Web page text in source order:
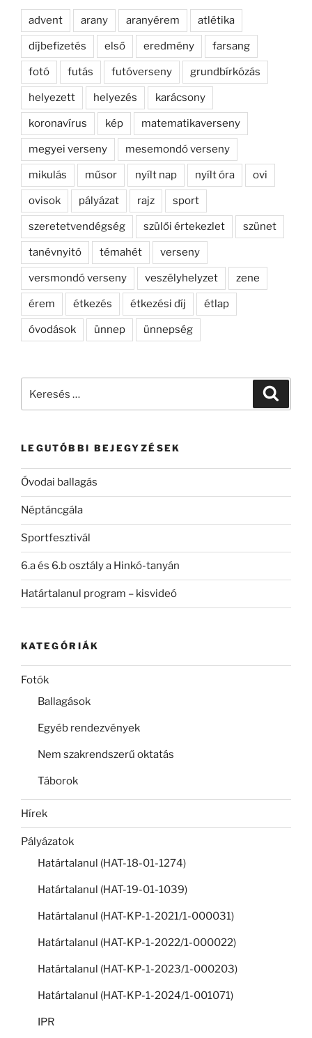
advent arany aranyérem atlétika
díjbefizetés első eredmény farsang
fotó futás futóverseny grundbírkózás
helyezett helyezés karácsony
koronavírus kép matematikaverseny
megyei verseny mesemondó verseny
mikulás műsor nyílt nap nyílt óra ovi
ovisok pályázat rajz sport
szeretetvendégség szülői értekezlet szünet
tanévnyitó témahét verseny
versmondó verseny veszélyhelyzet zene
érem étkezés étkezési díj étlap
óvodások ünnep ünnepség
LEGUTÓBBI BEJEGYZÉSEK
Óvodai ballagás
Néptáncgála
Sportfesztivál
6.a és 6.b osztály a Hinkó-tanyán
Határtalanul program – kisvideó
KATEGÓRIÁK
Fotók
Ballagások
Egyéb rendezvények
Nem szakrendszerű oktatás
Táborok
Hírek
Pályázatok
Határtalanul (HAT-18-01-1274)
Határtalanul (HAT-19-01-1039)
Határtalanul (HAT-KP-1-2021/1-000031)
Határtalanul (HAT-KP-1-2022/1-000022)
Határtalanul (HAT-KP-1-2023/1-000203)
Határtalanul (HAT-KP-1-2024/1-001071)
IPR